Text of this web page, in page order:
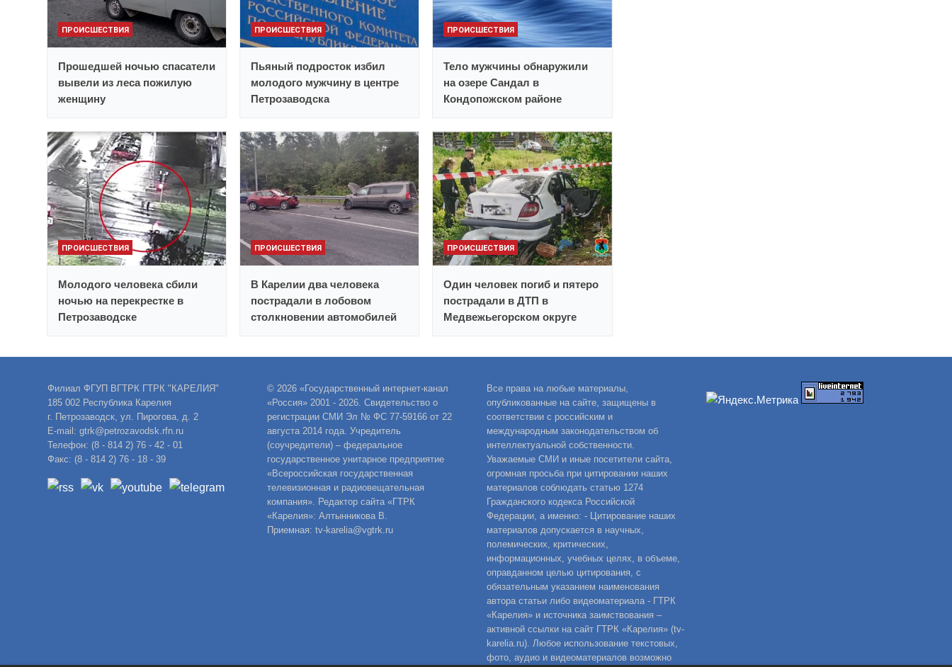
ПРОИСШЕСТВИЯ
Прошедшей ночью спасатели
вывели из леса пожилую
женщину
ПРОИСШЕСТВИЯ
Пьяный подросток избил
молодого мужчину в центре
Петрозаводска
ПРОИСШЕСТВИЯ
Тело мужчины обнаружили
на озере Сандал в
Кондопожском районе
ПРОИСШЕСТВИЯ
Молодого человека сбили
ночью на перекрестке в
Петрозаводске
ПРОИСШЕСТВИЯ
В Карелии два человека
пострадали в лобовом
столкновении автомобилей
ПРОИСШЕСТВИЯ
Один человек погиб и пятеро
пострадали в ДТП в
Медвежьегорском округе
Филиал ФГУП ВГТРК ГТРК "КАРЕЛИЯ"
185 002 Республика Карелия
г. Петрозаводск, ул. Пирогова, д. 2
E-mail: gtrk@petrozavodsk.rfn.ru
Телефон: (8 - 814 2) 76 - 42 - 01
Факс: (8 - 814 2) 76 - 18 - 39
© 2026 «Государственный интернет-канал
«Россия» 2001 - 2026. Свидетельство о
регистрации СМИ Эл № ФС 77-59166 от 22
августа 2014 года. Учредитель
(соучредители) – федеральное
государственное унитарное предприятие
«Всероссийская государственная
телевизионная и радиовещательная
компания». Редактор сайта «ГТРК
«Карелия»: Алтынникова В.
Приемная: tv-karelia@vgtrk.ru
Все права на любые материалы,
опубликованные на сайте, защищены в
соответствии с российским и
международным законодательством об
интеллектуальной собственности.
Уважаемые СМИ и иные посетители сайта,
огромная просьба при цитировании наших
материалов соблюдать статью 1274
Гражданского кодекса Российской
Федерации, а именно: - Цитирование наших
материалов допускается в научных,
полемических, критических,
информационных, учебных целях, в объеме,
оправданном целью цитирования, с
обязательным указанием наименования
автора статьи либо видеоматериала - ГТРК
«Карелия» и источника заимствования –
активной ссылки на сайт ГТРК «Карелия» (tv-
karelia.ru). Любое использование текстовых,
фото, аудио и видеоматериалов возможно